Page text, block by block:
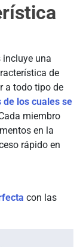
incluye una
de
a todo tipo de
de los cuales se
miembro
en la
rápido en
con las